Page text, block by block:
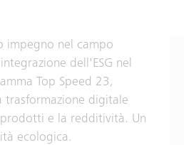
impegno nel campo
dell'ESG nel
Top Speed 23,
digitale
e la redditività. Un
ecologica.